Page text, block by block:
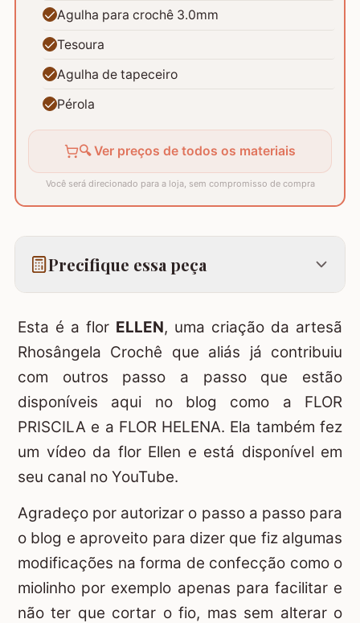
Agulha para crochê 3.0mm
Tesoura
Agulha de tapeceiro
Pérola
🔍 Ver preços de todos os materiais
Você será direcionado para a loja, sem compromisso de compra
Precifique essa peça
Esta é a flor ELLEN, uma criação da artesã
Rhosângela Crochê que aliás já contribuiu
com outros passo a passo que estão
disponíveis aqui no blog como a FLOR
PRISCILA e a FLOR HELENA. Ela também fez
um vídeo da flor Ellen e está disponível em
seu canal no YouTube.
Agradeço por autorizar o passo a passo para
o blog e aproveito para dizer que fiz algumas
modificações na forma de confecção como o
miolinho por exemplo apenas para facilitar e
não ter que cortar o fio, mas sem alterar o